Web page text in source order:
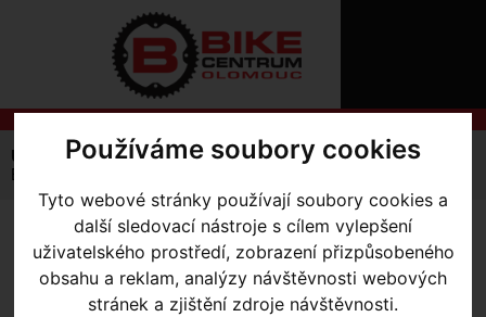
Používáme soubory cookies
Tyto webové stránky používají soubory cookies a
další sledovací nástroje s cílem vylepšení
uživatelského prostředí, zobrazení přizpůsobeného
obsahu a reklam, analýzy návštěvnosti webových
stránek a zjištění zdroje návštěvnosti.
O
REGISTRACE
ZTRATILI
Úvodní strana Výbava pro kolo
Nářadí / SWAT
EMT 9 Tool
EMT 9 TOOL